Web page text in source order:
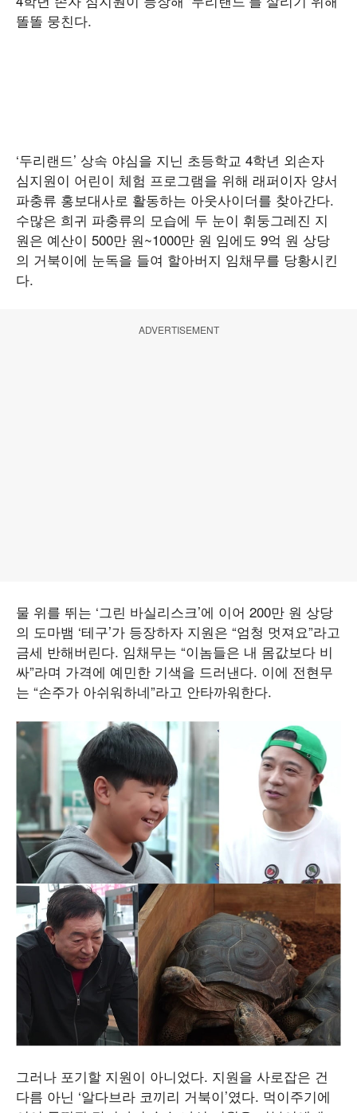
똘똘 뭉친다.
‘두리랜드’ 상속 야심을 지닌 초등학교 4학년 외손자
심지원이 어린이 체험 프로그램을 위해 래퍼이자 양서
파충류 홍보대사로 활동하는 아웃사이더를 찾아간다.
수많은 희귀 파충류의 모습에 두 눈이 휘둥그레진 지
원은 예산이 500만 원~1000만 원 임에도 9억 원 상당
의 거북이에 눈독을 들여 할아버지 임채무를 당황시킨
다.
ADVERTISEMENT
물 위를 뛰는 ‘그린 바실리스크’에 이어 200만 원 상당
의 도마뱀 ‘테구’가 등장하자 지원은 “엄청 멋져요”라고
금세 반해버린다. 임채무는 “이놈들은 내 몸값보다 비
싸”라며 가격에 예민한 기색을 드러낸다. 이에 전현무
는 “손주가 아쉬워하네”라고 안타까워한다.
그러나 포기할 지원이 아니었다. 지원을 사로잡은 건
다름 아닌 ‘알다브라 코끼리 거북이’였다. 먹이주기에